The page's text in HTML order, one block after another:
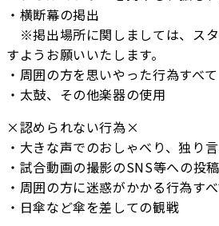
・横断幕の掲出
※掲出場所に関しましては、ス
すようお願いいたします。
・周囲の方を思いやった行為すべて
・太鼓、その他楽器の使用
×認められない行為×
・大きな声でのおしゃべり、独り
・試合動画の撮影のSNS等への投稿
・周囲の方に迷惑がかかる行為す
・日傘など傘を差しての観戦